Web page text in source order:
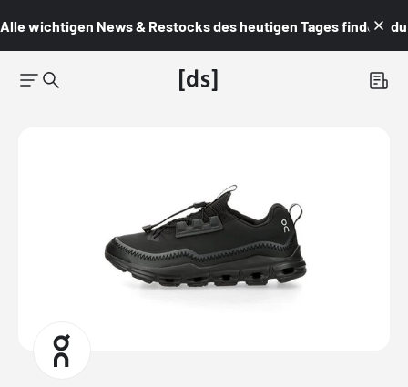
Alle wichtigen News & Restocks des heutigen Tages findest du